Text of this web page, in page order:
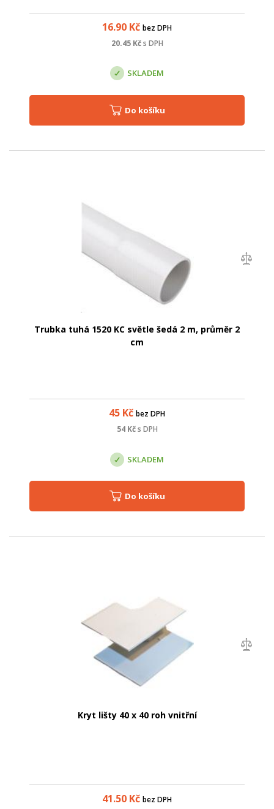
16.90 Kč bez DPH
20.45Kč s DPH
SKLADEM
Do košíku
Trubka tuhá 1520 KC světle šedá 2 m, průměr 2
cm
45 Kč bez DPH
54Kč s DPH
SKLADEM
Do košíku
Kryt lišty 40 x 40 roh vnitřní
41.50 Kč bez DPH